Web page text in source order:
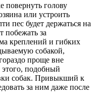
повернуть голову
или устроить
пес будет держаться на
побежать за
креплений и гибких
собакой,
проще вне
подобный
собак. Привыкший к
за ним даже после